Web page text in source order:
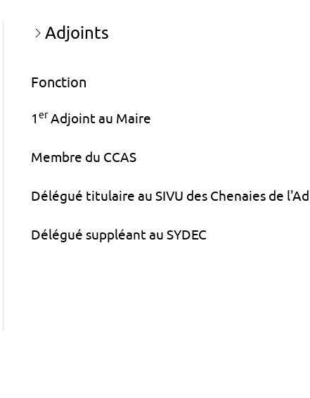
Adjoints
Fonction
1 erAdjoint au Maire
Membre du CCAS
Délégué titulaire au SIVU des Chenaies de
Délégué suppléant au SYDEC